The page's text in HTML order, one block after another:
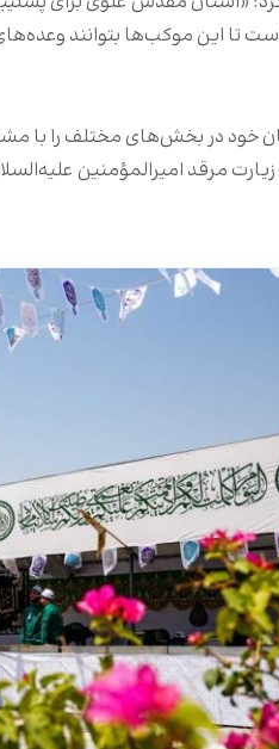
این موکب‌ها بتوانند وعده‌های
در بخش‌های مختلف را با
مرقد امیرالمؤمنین